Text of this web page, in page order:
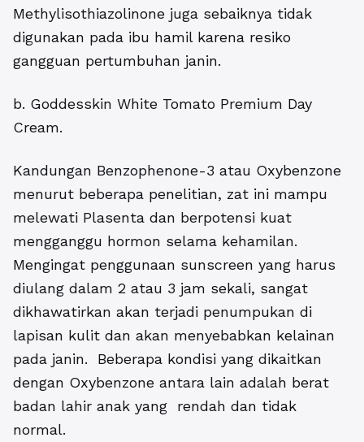
Methylisothiazolinone juga sebaiknya tidak
digunakan pada ibu hamil karena resiko
gangguan pertumbuhan janin.
b. Goddesskin White Tomato Premium Day
Cream.
Kandungan Benzophenone-3 atau Oxybenzone
menurut beberapa penelitian, zat ini mampu
melewati Plasenta dan berpotensi kuat
mengganggu hormon selama kehamilan.
Mengingat penggunaan sunscreen yang harus
diulang dalam 2 atau 3 jam sekali, sangat
dikhawatirkan akan terjadi penumpukan di
lapisan kulit dan akan menyebabkan kelainan
pada janin. Beberapa kondisi yang dikaitkan
dengan Oxybenzone antara lain adalah berat
badan lahir anak yang rendah dan tidak
normal.